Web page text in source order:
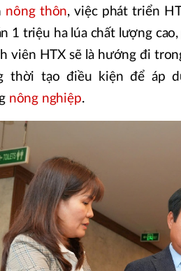
nông thôn, việc phát triển
1 triệu ha lúa chất lượng
viên HTX sẽ là hướng đi
thời tạo điều kiện để áp
nông nghiệp.